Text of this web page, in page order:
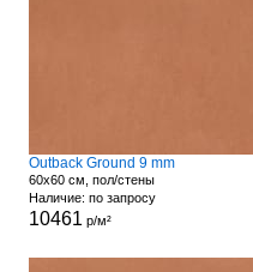
Outback Ground 9 mm
60x60 см, пол/стены
Наличие: по запросу
10461 р/м²